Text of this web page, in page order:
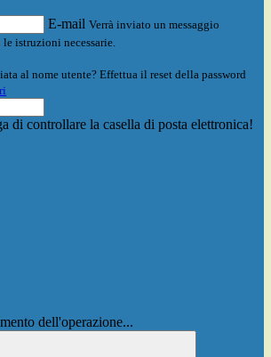
E-mail Verrà inviato un messaggio
istruzioni necessarie.
al nome utente? Effettua il reset della password
di controllare la casella di posta elettronica!
dell'operazione...